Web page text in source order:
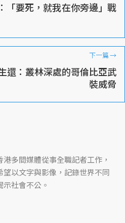
「要死，就我在你旁邊」戰
下一篇→
還：叢林深處的哥倫比亞武
裝威脅
多間媒體從事全職記者工作，
望以文字與影像，記錄世界不同
社會不公。